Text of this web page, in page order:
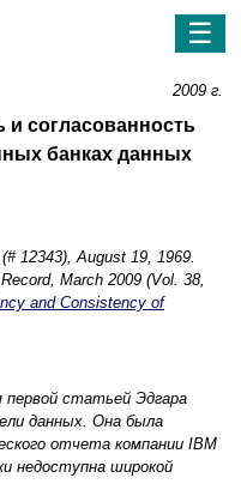
☰
2009 г.
согласованность
банках данных
12343), August 19, 1969.
March 2009 (Vol. 38,
and Consistency of
статьей Эдгара
данных. Она была
отчета компании IBM
недоступна широкой